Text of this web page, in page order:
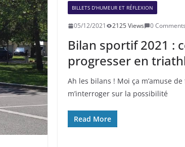
BILLETS D'HUMEUR ET RÉFLEXION
05/12/2021 2125 Views 0 Comments
Bilan sportif 2021 :
progresser en
Ah les bilans ! Moi ça m’amuse
m’interroger sur la possibilité
Read More